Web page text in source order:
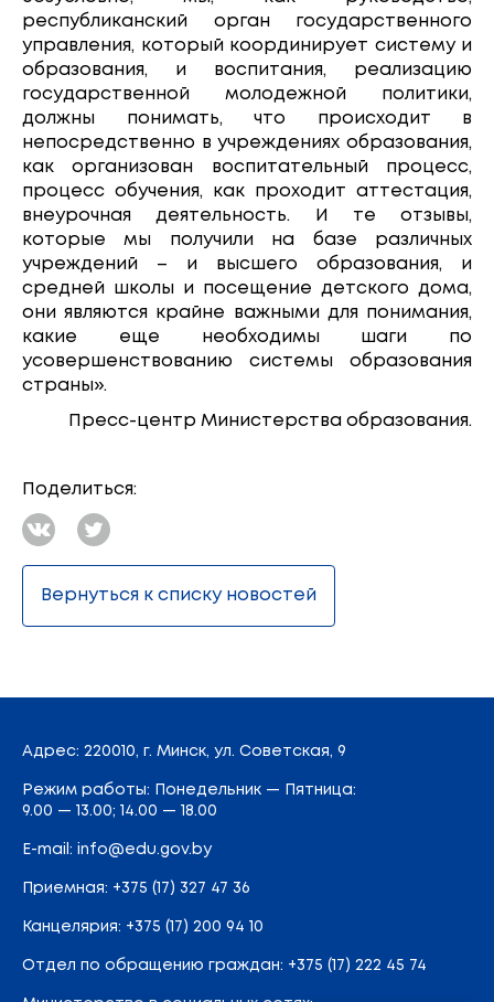
республиканский орган государственного
управления, который координирует систему и
образования, и воспитания, реализацию
государственной молодежной политики,
должны понимать, что происходит в
непосредственно в учреждениях образования,
как организован воспитательный процесс,
процесс обучения, как проходит аттестация,
внеурочная деятельность. И те отзывы,
которые мы получили на базе различных
учреждений – и высшего образования, и
средней школы и посещение детского дома,
они являются крайне важными для понимания,
какие еще необходимы шаги по
усовершенствованию системы образования
страны».
Пресс-центр Министерства образования.
Поделиться:
Вернуться к списку новостей
Адрес: 220010, г. Минск, ул. Советская, 9
Режим работы: Понедельник — Пятница:
9.00 — 13.00; 14.00 — 18.00
E-mail: info@edu.gov.by
Приемная: +375 (17) 327 47 36
Канцелярия: +375 (17) 200 94 10
Отдел по обращению граждан: +375 (17) 222 45 74